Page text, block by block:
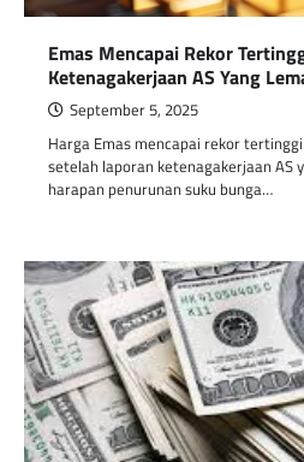
Emas Mencapai Rekor
Ketenagakerjaan AS Yang
September 5, 2025
Harga Emas mencapai rekor
setelah laporan ketenagakerjaan AS
harapan penurunan suku bunga…